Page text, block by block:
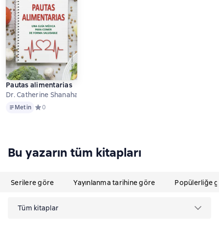
Pautas alimentarias
Dr. Catherine Shanahan
MetinMetin Средний рейтинг 0 на основе 0 оценок
0
Bu yazarın tüm kitapları
Serilere göre Yayınlanma tarihine göre Popülerliğe
Tüm kitaplar